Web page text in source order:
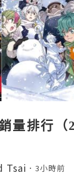
量排行（
Tsai 3小時前